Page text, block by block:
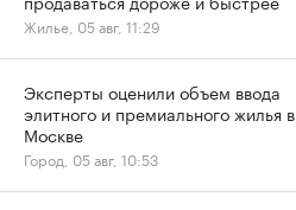
Жилье, 05 авг, 11:29
Эксперты оценили объем ввода
элитного и премиального жилья в
Москве
Город, 05 авг, 10:53